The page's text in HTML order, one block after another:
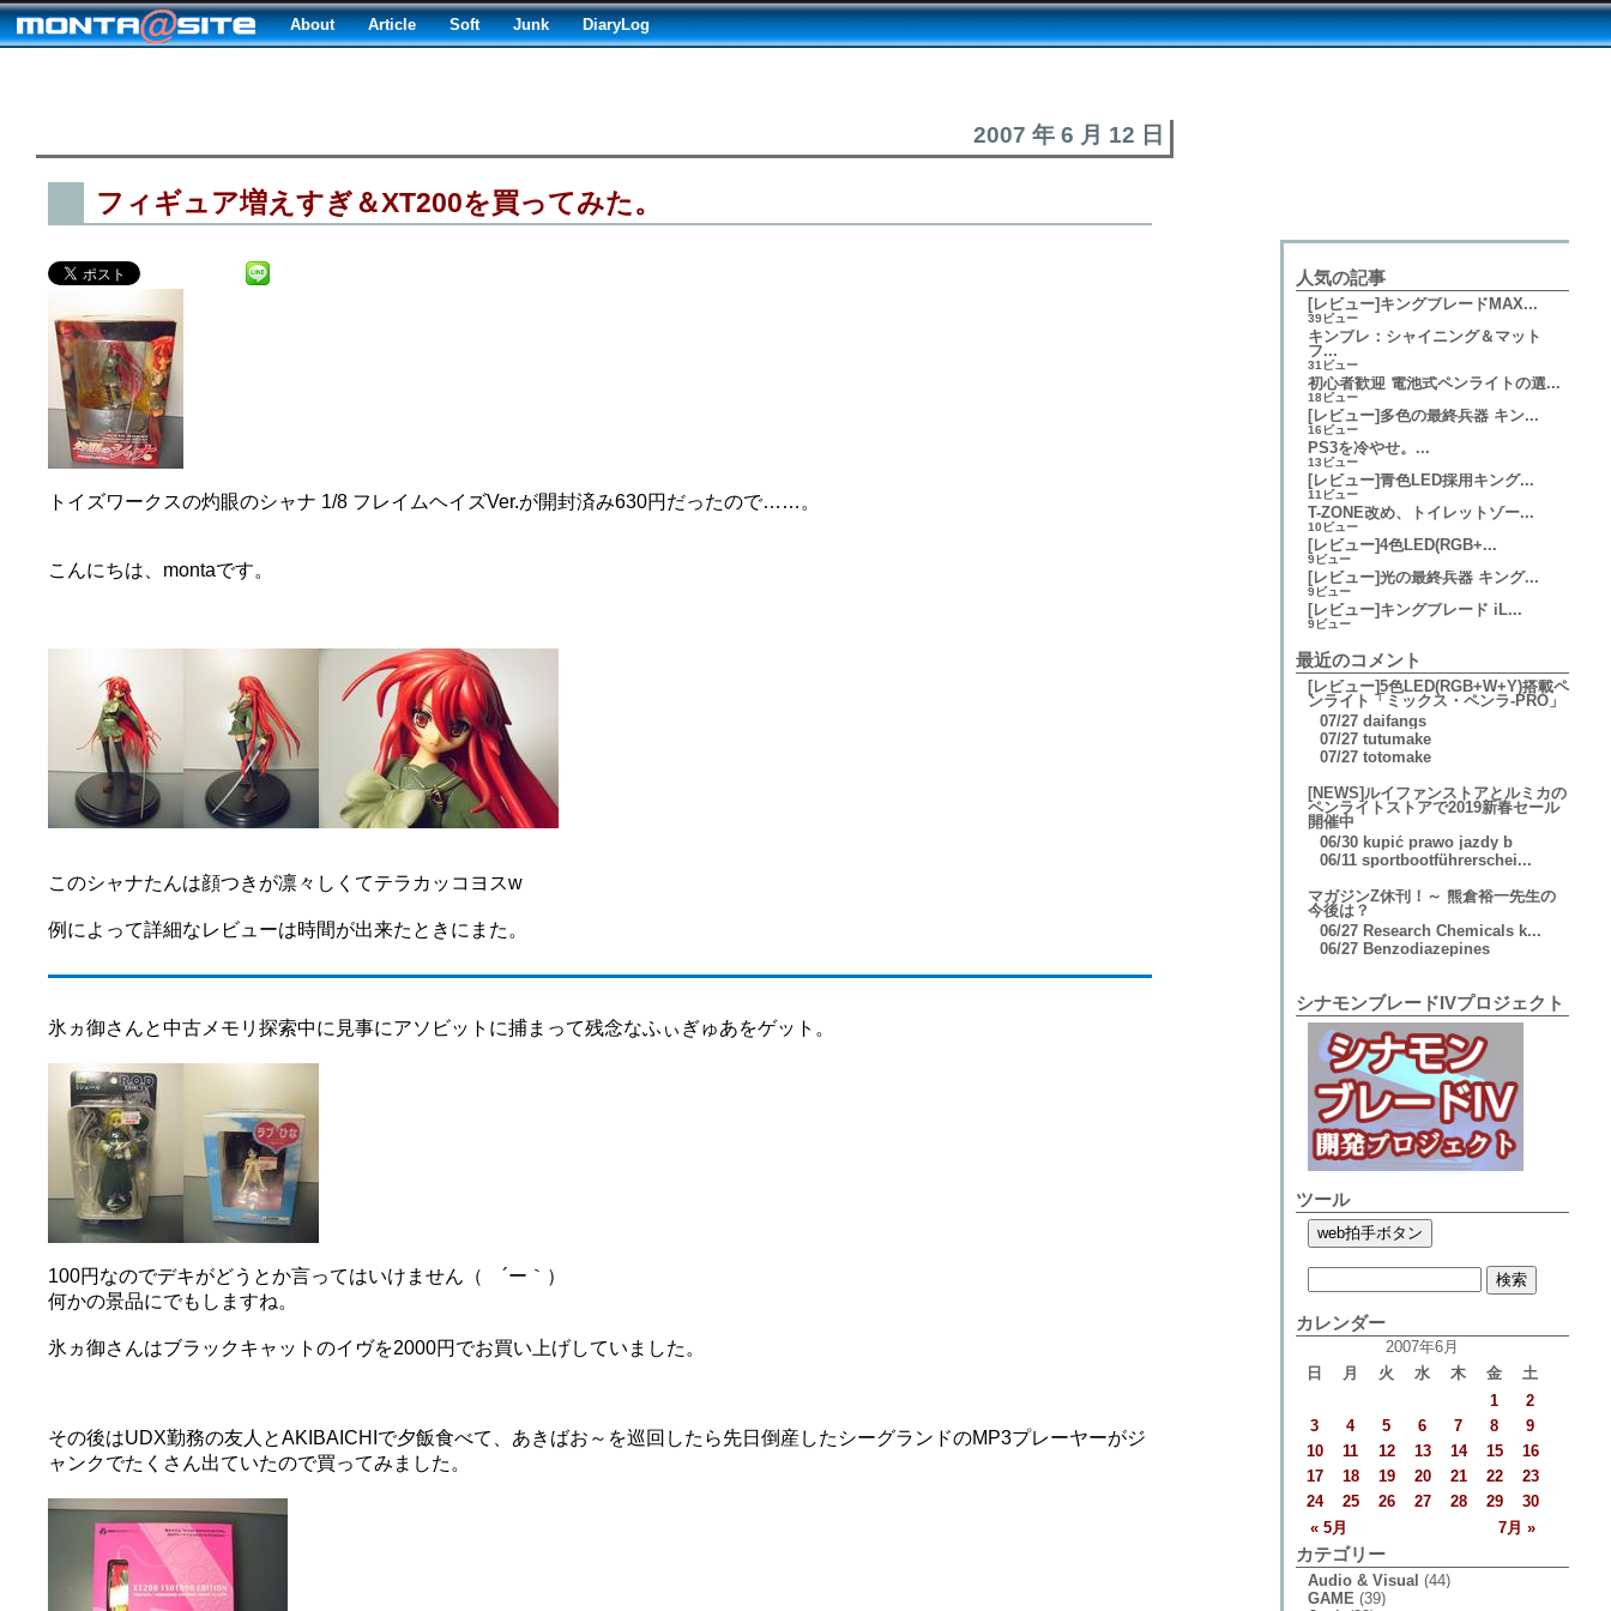
About Article Soft Junk DiaryLog
2007 年 6 月 12 日
フィギュア増えすぎ＆XT200を買ってみた。
トイズワークスの灼眼のシャナ 1/8 フレイムヘイズVer.が開封済み630円だったので……。
こんにちは、montaです。
このシャナたんは顔つきが凛々しくてテラカッコヨスw
例によって詳細なレビューは時間が出来たときにまた。
氷ヵ御さんと中古メモリ探索中に見事にアソビットに捕まって残念なふぃぎゅあをゲット。
100円なのでデキがどうとか言ってはいけません（ ´ー｀）
何かの景品にでもしますね。
氷ヵ御さんはブラックキャットのイヴを2000円でお買い上げしていました。
その後はUDX勤務の友人とAKIBAICHIで夕飯食べて、あきばお～を巡回したら先日倒産したシーグランドのMP3プレーヤーがジ
ャンクでたくさん出ていたので買ってみました。
人気の記事
[レビュー]キングブレードMAX...
39ビュー
キンブレ：シャイニング＆マット
フ...
31ビュー
初心者歓迎 電池式ペンライトの選...
18ビュー
[レビュー]多色の最終兵器 キン...
16ビュー
PS3を冷やせ。...
13ビュー
[レビュー]青色LED採用キング...
11ビュー
T-ZONE改め、トイレットゾー...
10ビュー
[レビュー]4色LED(RGB+...
9ビュー
[レビュー]光の最終兵器 キング...
9ビュー
[レビュー]キングブレード iL...
9ビュー
最近のコメント
[レビュー]5色LED(RGB+W+Y)搭載ペ
ンライト「ミックス・ペンラ-PRO」
07/27 daifangs
07/27 tutumake
07/27 totomake
[NEWS]ルイファンストアとルミカの
ペンライトストアで2019新春セール
開催中
06/30 kupić prawo jazdy b
06/11 sportbootführerschei...
マガジンZ休刊！～ 熊倉裕一先生の
今後は？
06/27 Research Chemicals k...
06/27 Benzodiazepines
シナモンブレードIVプロジェクト
ツール
カレンダー
2007年6月
日
月 火 水 木 金 土
« 5月 7月 »
1
2
3
4 5 6 7 8
9
10
11 12 13 14 15
16
17
18 19 20 21 22
23
24
25 26 27 28 29 30
カテゴリー
Audio & Visual (44)
GAME (39)